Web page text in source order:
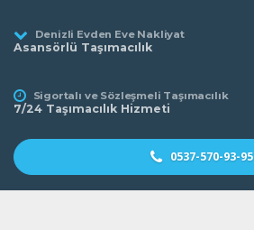
Denizli Evden Eve Nakliyat
Asansörlü Taşımacılık
Sigortalı ve Sözleşmeli Taşımacılık
7/24 Taşımacılık Hizmeti
0537-570-93-95